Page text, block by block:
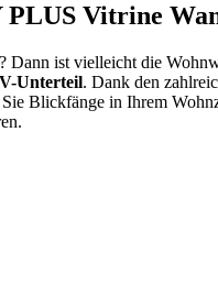
PLUS Vitrine
Dann ist vielleicht die
Unterteil. Dank den
Blickfänge in Ihrem